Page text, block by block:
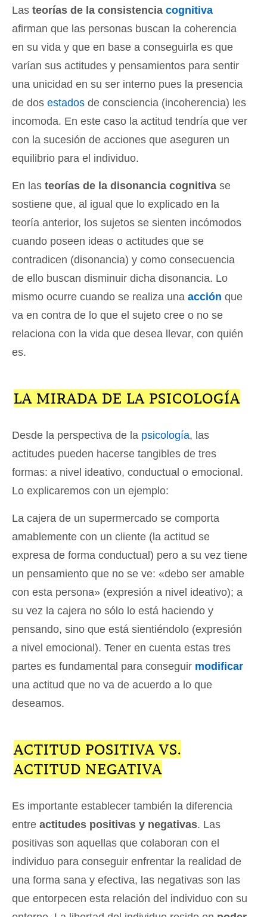
Las teorías de la consistencia cognitiva
afirman que las personas buscan la coherencia
en su vida y que en base a conseguirla es que
varían sus actitudes y pensamientos para sentir
una unicidad en su ser interno pues la presencia
de dos estados de consciencia (incoherencia) les
incomoda. En este caso la actitud tendría que ver
con la sucesión de acciones que aseguren un
equilibrio para el individuo.
En las teorías de la disonancia cognitiva se
sostiene que, al igual que lo explicado en la
teoría anterior, los sujetos se sienten incómodos
cuando poseen ideas o actitudes que se
contradicen (disonancia) y como consecuencia
de ello buscan disminuir dicha disonancia. Lo
mismo ocurre cuando se realiza una acción que
va en contra de lo que el sujeto cree o no se
relaciona con la vida que desea llevar, con quién
es.
LA MIRADA DE LA PSICOLOGÍA
Desde la perspectiva de la psicología, las
actitudes pueden hacerse tangibles de tres
formas: a nivel ideativo, conductual o emocional.
Lo explicaremos con un ejemplo:
La cajera de un supermercado se comporta
amablemente con un cliente (la actitud se
expresa de forma conductual) pero a su vez tiene
un pensamiento que no se ve: «debo ser amable
con esta persona» (expresión a nivel ideativo); a
su vez la cajera no sólo lo está haciendo y
pensando, sino que está sientiéndolo (expresión
a nivel emocional). Tener en cuenta estas tres
partes es fundamental para conseguir modificar
una actitud que no va de acuerdo a lo que
deseamos.
ACTITUD POSITIVA VS.
ACTITUD NEGATIVA
Es importante establecer también la diferencia
entre actitudes positivas y negativas. Las
positivas son aquellas que colaboran con el
individuo para conseguir enfrentar la realidad de
una forma sana y efectiva, las negativas son las
que entorpecen esta relación del individuo con su